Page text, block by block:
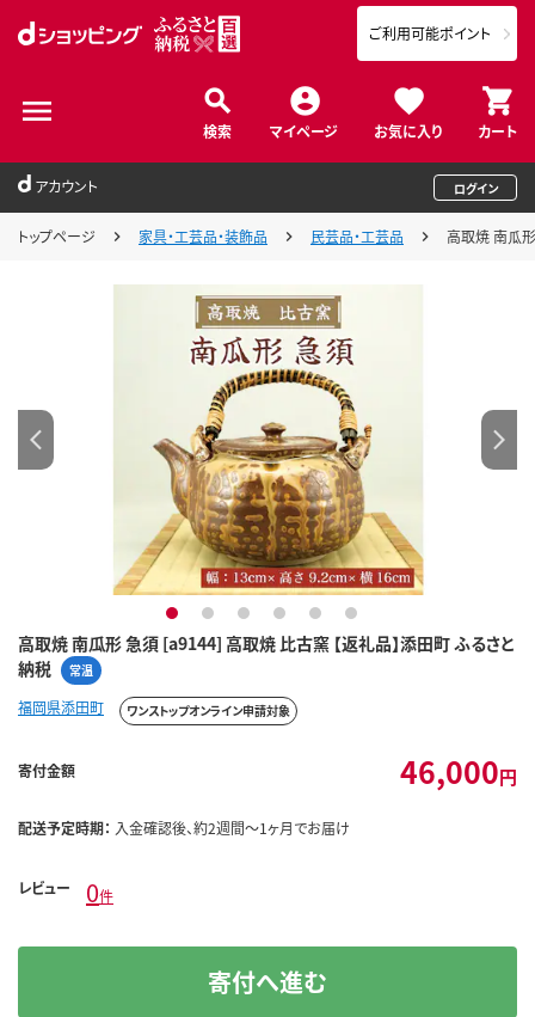
検索 マイページ お気に入り カート
ご利用可能ポイント
アカウント ログイン
トップページ 家具・工芸品・装飾品 民芸品・工芸品 高取焼 南瓜
高取焼 南瓜形 急須 [a9144] 高取焼 比古窯 【返礼品】添田町 ふるさと
納税
常温
1 2 3 4 5 6
福岡県添田町 ワンストップオンライン申請対象
寄付金額 46,000円
配送予定時期： 入金確認後、約2週間～1ヶ月でお届け
レビュー 0件
寄付へ進む